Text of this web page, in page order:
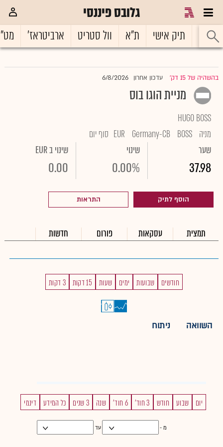
גלובס פיננסי
ראשי תיק אישי ת"א וול סטריט ארביטראז'
בהשהיה של 15 דק' עדכון אחרון 6/8/2026
מניית הוגו בוס
HUGO BOSS
מניה BOSS
Germany-CB
EUR סוף יום
שער
37.98
שינוי
0.00%
שינוי ב EUR
0.00
הוסף לתיק התראות
תמצית עסקאות פורום חדשות
חודשים שבועות ימים שעות 15 דקות 3 דקות
השוואה ניתוח
יום שבוע חודש 3 חוד' 6 חוד' שנה 3 שנים כל המידע דינמי
מ - עד